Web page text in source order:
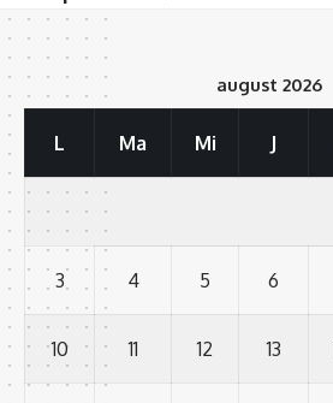
august 2026
L Ma Mi J
3 4 5 6
10 11 12 13